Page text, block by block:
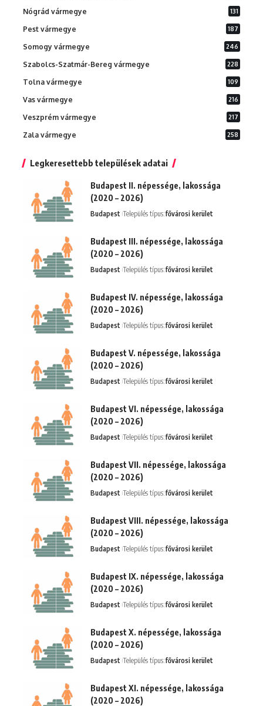
Nógrád vármegye 131
Pest vármegye 187
Somogy vármegye 246
Szabolcs-Szatmár-Bereg vármegye 228
Tolna vármegye 109
Vas vármegye 216
Veszprém vármegye 217
Zala vármegye 258
Legkeresettebb települések adatai
Budapest II. népessége, lakossága
(2020 – 2026)
Budapest Település típus:fővárosi kerület
Budapest III. népessége, lakossága
(2020 – 2026)
Budapest Település típus:fővárosi kerület
Budapest IV. népessége, lakossága
(2020 – 2026)
Budapest Település típus:fővárosi kerület
Budapest V. népessége, lakossága
(2020 – 2026)
Budapest Település típus:fővárosi kerület
Budapest VI. népessége, lakossága
(2020 – 2026)
Budapest Település típus:fővárosi kerület
Budapest VII. népessége, lakossága
(2020 – 2026)
Budapest Település típus:fővárosi kerület
Budapest VIII. népessége, lakossága
(2020 – 2026)
Budapest Település típus:fővárosi kerület
Budapest IX. népessége, lakossága
(2020 – 2026)
Budapest Település típus:fővárosi kerület
Budapest X. népessége, lakossága
(2020 – 2026)
Budapest Település típus:fővárosi kerület
Budapest XI. népessége, lakossága
(2020 – 2026)